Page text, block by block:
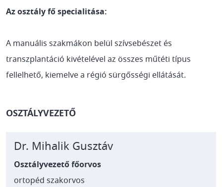
Az osztály fő specialitása:
A manuális szakmákon belül szívsebészet és
transzplantáció kivételével az összes műtéti típus
fellelhető, kiemelve a régió sürgősségi ellátását.
OSZTÁLYVEZETŐ
Dr. Mihalik Gusztáv
Osztályvezető főorvos
ortopéd szakorvos